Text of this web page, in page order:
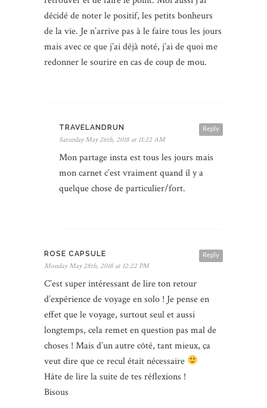
décidé de noter le positif, les petits bonheurs
de la vie. Je n’arrive pas à le faire tous les jours
mais avec ce que j’ai déjà noté, j’ai de quoi me
redonner le sourire en cas de coup de mou.
Reply
TRAVELANDRUN
Saturday May 26th, 2018 at 11:22 AM
Mon partage insta est tous les jours mais
mon carnet c’est vraiment quand il y a
quelque chose de particulier/fort.
Reply
ROSE CAPSULE
Monday May 28th, 2018 at 12:22 PM
C’est super intéressant de lire ton retour
d’expérience de voyage en solo ! Je pense en
effet que le voyage, surtout seul et aussi
longtemps, cela remet en question pas mal de
choses ! Mais d’un autre côté, tant mieux, ça
veut dire que ce recul était nécessaire
Hâte de lire la suite de tes réflexions !
Bisous